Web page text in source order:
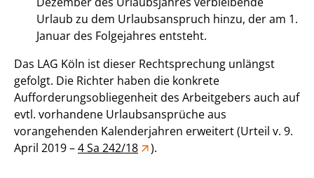
Urlaub zu dem Urlaubsanspruch hinzu, der am 1.
Januar des Folgejahres entsteht.
Das LAG Köln ist dieser Rechtsprechung unlängst
gefolgt. Die Richter haben die konkrete
Aufforderungsobliegenheit des Arbeitgebers auch auf
evtl. vorhandene Urlaubsansprüche aus
vorangehenden Kalenderjahren erweitert (Urteil v. 9.
April 2019 –4 Sa 242/18 ).